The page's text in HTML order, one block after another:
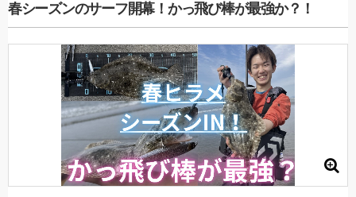
春シーズンのサーフ開幕！かっ飛び棒が最強か？！